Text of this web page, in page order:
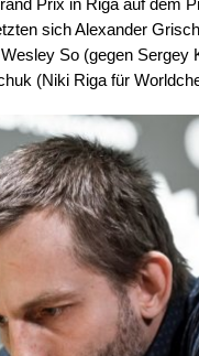
sich Alexander
So (gegen Sergey
(Niki Riga für